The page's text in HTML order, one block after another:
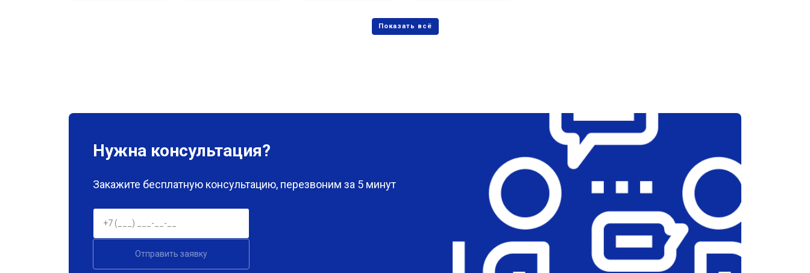
Нужна консультация?
Закажите бесплатную консультацию, перезвоним за 5 минут
Отправить заявку